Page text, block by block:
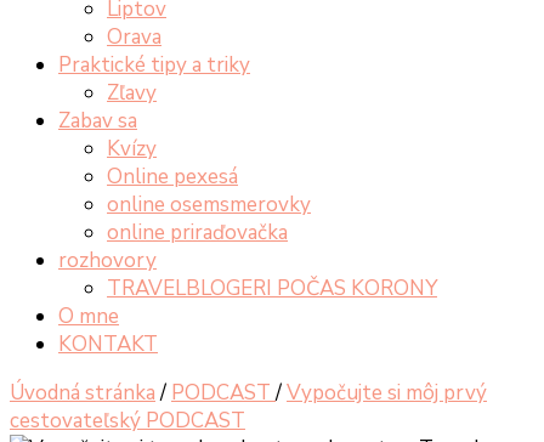
Liptov
Orava
Praktické tipy a triky
Zľavy
Zabav sa
Kvízy
Online pexesá
online osemsmerovky
online priraďovačka
rozhovory
TRAVELBLOGERI POČAS KORONY
O mne
KONTAKT
Úvodná stránka / PODCAST/Vypočujte si môj prvý
cestovateľský PODCAST